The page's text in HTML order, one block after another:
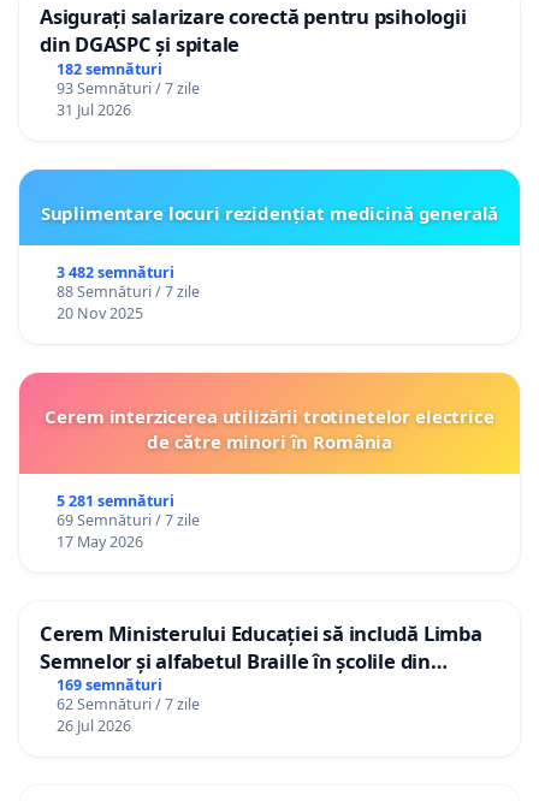
Asigurați salarizare corectă pentru psihologii
din DGASPC și spitale
182 semnături
93 Semnături / 7 zile
31 Jul 2026
Suplimentare locuri rezidențiat medicină generală
3 482 semnături
88 Semnături / 7 zile
20 Nov 2025
Cerem interzicerea utilizării trotinetelor electrice
de către minori în România
5 281 semnături
69 Semnături / 7 zile
17 May 2026
Cerem Ministerului Educației să includă Limba
Semnelor și alfabetul Braille în școlile din
Republica Moldova!
169 semnături
62 Semnături / 7 zile
26 Jul 2026